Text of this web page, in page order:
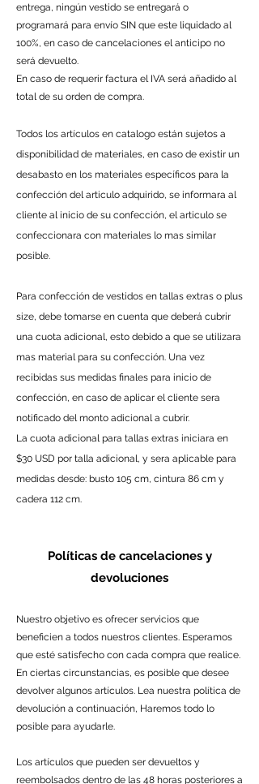
entrega, ningún vestido se entregará o
programará para envío SIN que este liquidado al
100%, en caso de cancelaciones el anticipo no
será devuelto.
En caso de requerir factura el IVA será añadido al
total de su orden de compra.
Todos los artículos en catalogo están sujetos a
disponibilidad de materiales, en caso de existir un
desabasto en los materiales específicos para la
confección del articulo adquirido, se informara al
cliente al inicio de su confección, el articulo se
confeccionara con materiales lo mas similar
posible.
Para confección de vestidos en tallas extras o plus
size, debe tomarse en cuenta que deberá cubrir
una cuota adicional, esto debido a que se utilizara
mas material para su confección. Una vez
recibidas sus medidas finales para inicio de
confección, en caso de aplicar el cliente sera
notificado del monto adicional a cubrir.
La cuota adicional para tallas extras iniciara en
$30 USD por talla adicional, y sera aplicable para
medidas desde: busto 105 cm, cintura 86 cm y
cadera 112 cm.
Políticas de cancelaciones y
devoluciones
Nuestro objetivo es ofrecer servicios que
beneficien a todos nuestros clientes. Esperamos
que esté satisfecho con cada compra que realice.
En ciertas circunstancias, es posible que desee
devolver algunos artículos. Lea nuestra política de
devolución a continuación, Haremos todo lo
posible para ayudarle.
Los artículos que pueden ser devueltos y
reembolsados dentro de las 48 horas posteriores a